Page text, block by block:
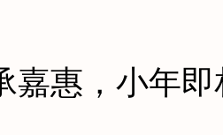
惠，小年即